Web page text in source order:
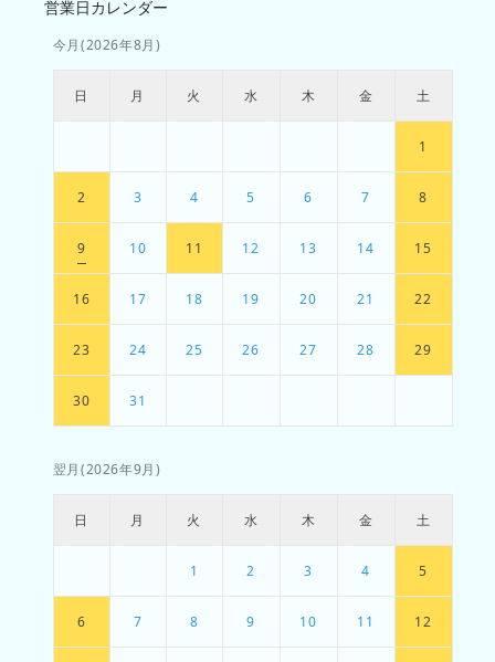
営業日カレンダー
今月(2026年8月)
日 月 火 水 木 金 土
1
2 3 4 5 6 7 8
9 10 11 12 13 14 15
16 17 18 19 20 21 22
23 24 25 26 27 28 29
30 31
翌月(2026年9月)
日 月 火 水 木 金 土
1 2 3 4 5
6 7 8 9 10 11 12